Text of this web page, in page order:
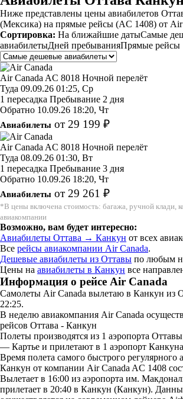
Ниже представлены цены авиабилетов
(Мексика) на прямые рейсы (AC 1408) от Air
Сортировка: На ближайшие датыСамые
авиабилетыДней пребыванияПрямые рейсы
Air Canada AC 8018 Ночной перелёт
Туда 09.09.26 01:25, Ср
1 пересадка Пребывание 2 дня
Обратно 10.09.26 18:20, Чт
Авиабилеты от 29 199 ₽
Air Canada AC 8018 Ночной перелёт
Туда 08.09.26 01:30, Вт
1 пересадка Пребывание 3 дня
Обратно 10.09.26 18:20, Чт
Авиабилеты от 29 261 ₽
*В цены включена стоимость: багажа, ручной клади,
авиакомпании
Возможно, вам будет интересно:
Авиабилеты Оттава → Канкун от всех
Все рейсы авиакомпании Air Canada.
Дешевые авиабилеты из Оттавы по любым
Цены на авиабилеты в Канкун все
Информация о рейсе Air Canada
Самолеты Air Canada вылетаю в Канкун из
22:25.
В неделю авиакомпания Air Canada
рейсов Оттава - Канкун
Полеты производятся из 1 аэропорта
— Картье и прилетают в 1 аэропорт
Время полета самого быстрого регулярного
Канкун от компании Air Canada AC 1408
Вылетает в 16:00 из аэропорта им.
прилетает в 20:40 в Канкун (Канкун).